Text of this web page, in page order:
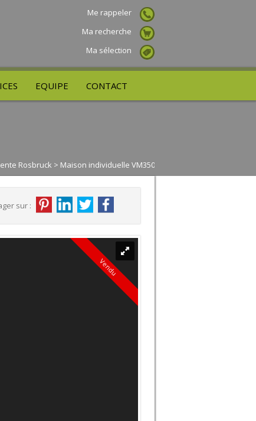
EQUIPE CONTACT
Me rappeler
Ma recherche
Ma sélection
Rosbruck > Maison individuelle VM350
sur :
Vendu